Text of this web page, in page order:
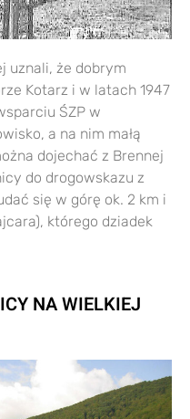
uznali, że dobrym
Kotarz i w latach 1947
ŚZP w
a na nim małą
dojechać z Brennej
do drogowskazu z
się w górę ok. 2 km i
którego dziadek
NA WIELKIEJ